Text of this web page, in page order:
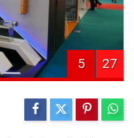
5 27